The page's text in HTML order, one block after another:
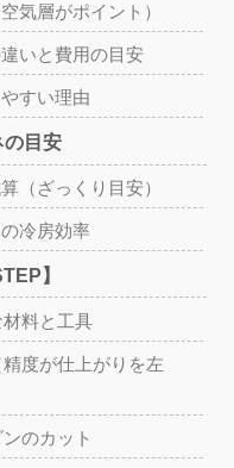
気層がポイント）
いと費用の目安
すい理由
の目安
（ざっくり目安）
冷房効率
】
料と工具
度が仕上がりを左
のカット